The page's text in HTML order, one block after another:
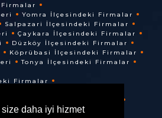
daha iyi hizmet
Yomra İlçesindeki Firmalar
Salpazari İlçesindeki Firmalar
Çaykara İlçesindeki Firmalar
Düzköy İlçesindeki Firmalar
Köprübasi İlçesindeki Firmalar
Tonya İlçesindeki Firmalar
Firmalar
Of Firma Rehberi